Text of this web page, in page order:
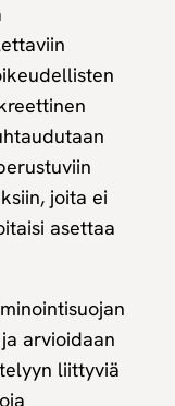
joita ei
asettaa
arvioidaan
liittyviä